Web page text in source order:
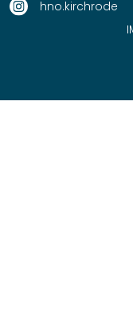
hno.kirchrode